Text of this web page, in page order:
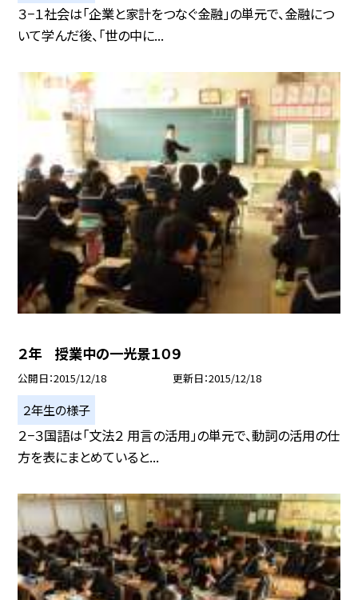
３−１社会は「企業と家計をつなぐ金融」の単元で、金融につ
いて学んだ後、「世の中に...
２年 授業中の一光景１０９
公開日 2015/12/18 更新日 2015/12/18
２年生の様子
２−３国語は「文法２ 用言の活用」の単元で、動詞の活用の仕
方を表にまとめていると...